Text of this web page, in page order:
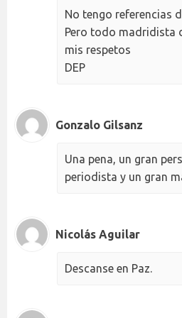
No tengo referencias
Pero todo madridista
mis respetos
DEP
Gonzalo Gilsanz
Una pena, un gran
periodista y un gran
Nicolás Aguilar
Descanse en Paz.